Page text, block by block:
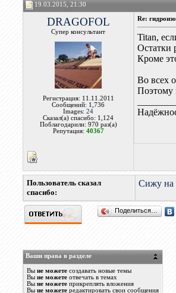
19.03.2015, 21:30
DRAGOFOL
Супер консультант
Регистрация: 11.11.2011
Сообщений: 1,736
Images:24
Сказал(а) спасибо: 1,124
Поблагодарили: 970 раз(а)
Репутация: 40367
Re:
Titan,
Остатки
Кроме
Во всех
Поэтому
Пользователь сказал
cпасибо:
Сижу на
Поделиться…
Ваши права в разделе
Выне можете создавать новые темы
Выне можете отвечать в темах
Выне можете прикреплять вложения
Выне можете редактировать свои сообщения